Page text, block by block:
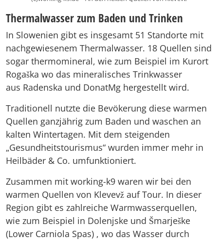
Thermalwasser zum Baden und Trinken
In Slowenien gibt es insgesamt 51 Standorte mit
nachgewiesenem Thermalwasser. 18 Quellen sind
sogar thermomineral, wie zum Beispiel im Kurort
Rogaška wo das mineralisches Trinkwasser
aus Radenska und DonatMg hergestellt wird.
Traditionell nutzte die Bevökerung diese warmen
Quellen ganzjährig zum Baden und waschen an
kalten Wintertagen. Mit dem steigenden
„Gesundheitstourismus“ wurden immer mehr in
Heilbäder & Co. umfunktioniert.
Zusammen mit working-k9 waren wir bei den
warmen Quellen von Klevevž auf Tour. In dieser
Region gibt es zahlreiche Warmwasserquellen,
wie zum Beispiel in Dolenjske und Šmarješke
(Lower Carniola Spas) , wo das Wasser durch